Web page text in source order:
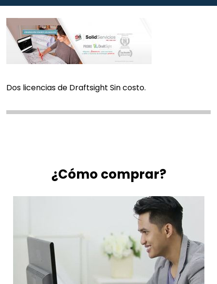
Dos licencias de Draftsight Sin costo.
¿Cómo comprar?